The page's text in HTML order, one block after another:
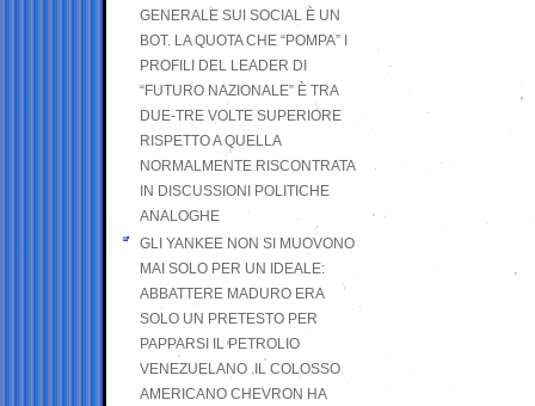
GENERALE SUI SOCIAL È UN
BOT. LA QUOTA CHE “POMPA” I
PROFILI DEL LEADER DI
“FUTURO NAZIONALE” È TRA
DUE-TRE VOLTE SUPERIORE
RISPETTO A QUELLA
NORMALMENTE RISCONTRATA
IN DISCUSSIONI POLITICHE
ANALOGHE
GLI YANKEE NON SI MUOVONO
MAI SOLO PER UN IDEALE:
ABBATTERE MADURO ERA
SOLO UN PRETESTO PER
PAPPARSI IL PETROLIO
VENEZUELANO .IL COLOSSO
AMERICANO CHEVRON HA